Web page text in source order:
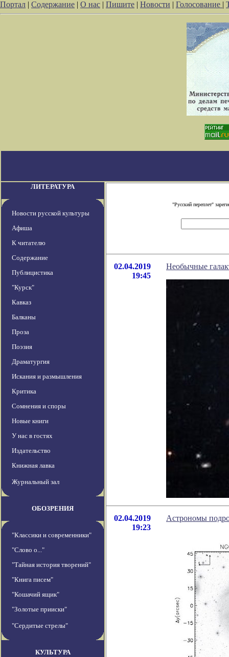
Портал | Содержание | О нас | Пишите | Новости | Голосование |
ЛИТЕРАТУРА
Новости русской культуры
Афиша
К читателю
Содержание
Публицистика
"Курск"
Кавказ
Балканы
Проза
Поэзия
Драматургия
Искания и размышления
Критика
Сомнения и споры
Новые книги
У нас в гостях
Издательство
Книжная лавка
Журнальный зал
ОБОЗРЕНИЯ
"Классики и современники"
"Слово о..."
"Тайная история творений"
"Книга писем"
"Кошачий ящик"
"Золотые прииски"
"Сердитые стрелы"
КУЛЬТУРА
"Русский переплет"
02.04.2019
19:45
Необычные
02.04.2019
19:23
Астрономы